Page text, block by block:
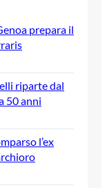
prepara il
riparte dal
50 anni
l’ex